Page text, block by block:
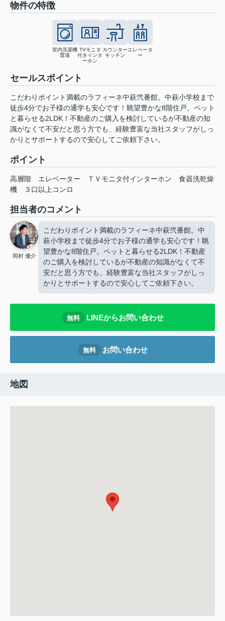
物件の特徴
室内洗濯機
置場
TVモニタ
付きインタ
ーホン
カウンター
キッチン
エレベータ
ー
セールスポイント
こだわりポイント満載のラフィーネ中萩弐番館。中萩小学校まで
徒歩4分でお子様の通学も安心です！眺望豊かな8階住戸。ペット
と暮らせる2LDK！不動産のご購入を検討しているが不動産の知
識がなくて不安だと思う方でも、経験豊富な当社スタッフがしっ
かりとサポートするので安心してご依頼下さい。
ポイント
高層階 エレベーター ＴＶモニタ付インターホン
食器洗乾燥
機
３口以上コンロ
担当者のコメント
岡村 優介
こだわりポイント満載のラフィーネ中萩弐番館。中
萩小学校まで徒歩4分でお子様の通学も安心です！眺
望豊かな8階住戸。ペットと暮らせる2LDK！不動産
のご購入を検討しているが不動産の知識がなくて不
安だと思う方でも、経験豊富な当社スタッフがしっ
かりとサポートするので安心してご依頼下さい。
無料 LINEからお問い合わせ
無料 お問い合わせ
地図